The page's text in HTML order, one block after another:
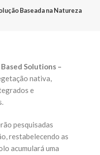
Baseada na Natureza
Solutions –
nativa,
e
pesquisadas
restabelecendo as
acumulará uma